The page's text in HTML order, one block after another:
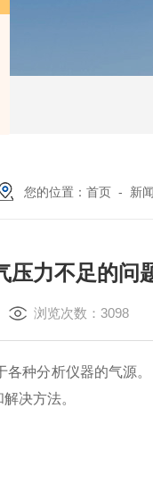
KPS-
您的位置： 首页 - 新
压力不足的问
浏览次数：3098
种分析仪器的气源
决方法。